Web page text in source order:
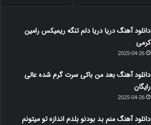
دانلود آهنگ دریا دریا دلم تنگه ریمیکس رامین
کرمی
2025-04-26
دانلود آهنگ بعد من باکی سرت گرم شده عالی
رایگان
2025-04-26
دانلود آهنگ منم بد بودنو بلدم اندازه تو میتونم